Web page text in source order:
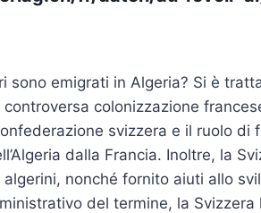
sono emigrati in Algeria? Si è
colonizzazione
svizzera e il ruolo di
dalla Francia. Inoltre, la
nonché fornito aiuti allo
del termine, la Svizzera